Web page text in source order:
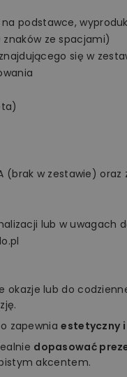
na podstawce,
ze spacjami)
się w
(brak w zestawie)
lub w
okazje lub do
zapewniaestetyczny
dopasować
akcentem.